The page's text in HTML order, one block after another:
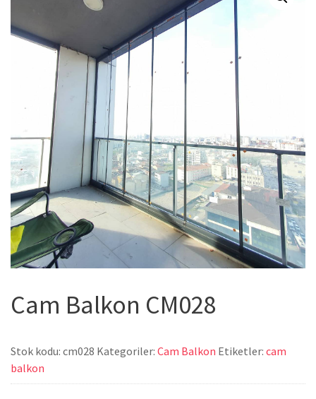
Cam Balkon CM028
Stok kodu: cm028 Kategoriler: Cam Balkon Etiketler: cam
balkon